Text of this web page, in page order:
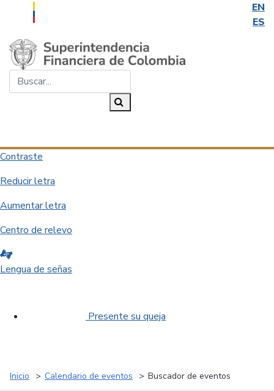
EN
ES
Saltar al contenido principal
Contraste
Reducir letra
Aumentar letra
Centro de relevo
Lengua de señas
Presente su queja
Inicio Calendario de eventos Buscador de eventos